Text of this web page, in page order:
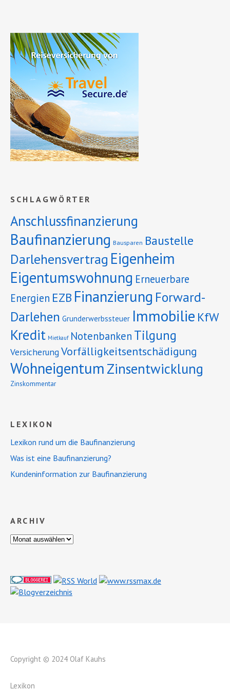
SCHLAGWÖRTER
Anschlussfinanzierung
Baufinanzierung Bausparen Baustelle
Darlehensvertrag Eigenheim
Eigentumswohnung Erneuerbare
Energien EZB Finanzierung Forward-
Darlehen Grunderwerbssteuer Immobilie KfW
Kredit Mietkauf Notenbanken Tilgung
VersicherungVorfälligkeitsentschädigung
Wohneigentum Zinsentwicklung
Zinskommentar
LEXIKON
Lexikon rund um die Baufinanzierung
Was ist eine Baufinanzierung?
Kundeninformation zur Baufinanzierung
ARCHIV
Copyright © 2024 Olaf Kauhs
Lexikon